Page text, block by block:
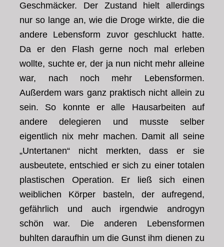
Geschmäcker. Der Zustand hielt allerdings
nur so lange an, wie die Droge wirkte, die die
andere Lebensform zuvor geschluckt hatte.
Da er den Flash gerne noch mal erleben
wollte, suchte er, der ja nun nicht mehr alleine
war, nach noch mehr Lebensformen.
Außerdem wars ganz praktisch nicht allein zu
sein. So konnte er alle Hausarbeiten auf
andere delegieren und musste selber
eigentlich nix mehr machen. Damit all seine
„Untertanen“ nicht merkten, dass er sie
ausbeutete, entschied er sich zu einer totalen
plastischen Operation. Er ließ sich einen
weiblichen Körper basteln, der aufregend,
gefährlich und auch irgendwie androgyn
schön war. Die anderen Lebensformen
buhlten daraufhin um die Gunst ihm dienen zu